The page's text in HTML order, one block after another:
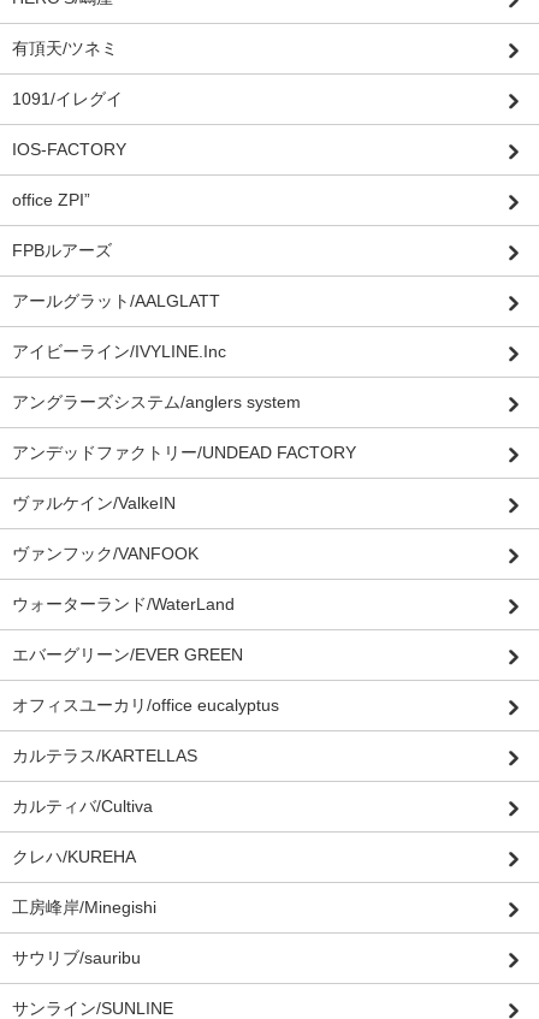
有頂天/ツネミ
1091/イレグイ
IOS-FACTORY
office ZPI”
FPBルアーズ
アールグラット/AALGLATT
アイビーライン/IVYLINE.Inc
アングラーズシステム/anglers system
アンデッドファクトリー/UNDEAD FACTORY
ヴァルケイン/ValkeIN
ヴァンフック/VANFOOK
ウォーターランド/WaterLand
エバーグリーン/EVER GREEN
オフィスユーカリ/office eucalyptus
カルテラス/KARTELLAS
カルティバ/Cultiva
クレハ/KUREHA
工房峰岸/Minegishi
サウリブ/sauribu
サンライン/SUNLINE